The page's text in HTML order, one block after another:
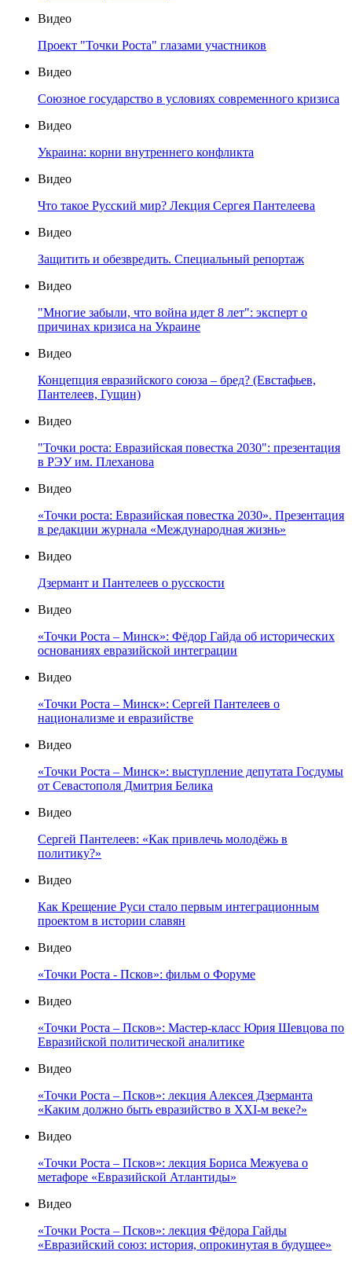
Видео
Проект "Точки Роста" глазами участников
Видео
Союзное государство в условиях современного кризиса
Видео
Украина: корни внутреннего конфликта
Видео
Что такое Русский мир? Лекция Сергея Пантелеева
Видео
Защитить и обезвредить. Специальный репортаж
Видео
"Многие забыли, что война идет 8 лет": эксперт о
причинах кризиса на Украине
Видео
Концепция евразийского союза – бред? (Евстафьев,
Пантелеев, Гущин)
Видео
"Точки роста: Евразийская повестка 2030": презентация
в РЭУ им. Плеханова
Видео
«Точки роста: Евразийская повестка 2030». Презентация
в редакции журнала «Международная жизнь»
Видео
Дзермант и Пантелеев о русскости
Видео
«Точки Роста – Минск»: Фёдор Гайда об исторических
основаниях евразийской интеграции
Видео
«Точки Роста – Минск»: Сергей Пантелеев о
национализме и евразийстве
Видео
«Точки Роста – Минск»: выступление депутата Госдумы
от Севастополя Дмитрия Белика
Видео
Сергей Пантелеев: «Как привлечь молодёжь в
политику?»
Видео
Как Крещение Руси стало первым интеграционным
проектом в истории славян
Видео
«Точки Роста - Псков»: фильм о Форуме
Видео
«Точки Роста – Псков»: Мастер-класс Юрия Шевцова по
Евразийской политической аналитике
Видео
«Точки Роста – Псков»: лекция Алексея Дзерманта
«Каким должно быть евразийство в XXI-м веке?»
Видео
«Точки Роста – Псков»: лекция Бориса Межуева о
метафоре «Евразийской Атлантиды»
Видео
«Точки Роста – Псков»: лекция Фёдора Гайды
«Евразийский союз: история, опрокинутая в будущее»